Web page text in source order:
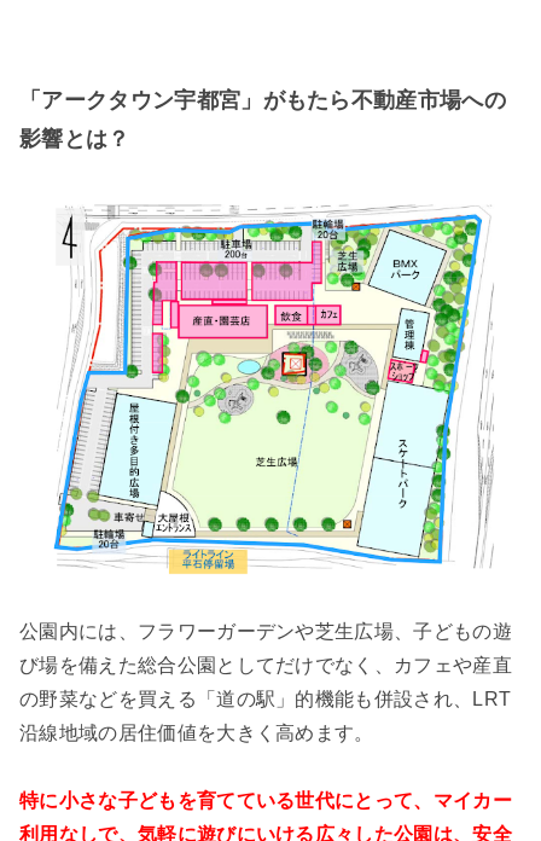
「アークタウン宇都宮」がもたら不動産市場への
影響とは？
公園内には、フラワーガーデンや芝生広場、子どもの遊
び場を備えた総合公園としてだけでなく、カフェや産直
の野菜などを買える「道の駅」的機能も併設され、LRT
沿線地域の居住価値を大きく高めます。
特に小さな子どもを育てている世代にとって、マイカー
利用なしで、気軽に遊びにいける広々した公園は、安全